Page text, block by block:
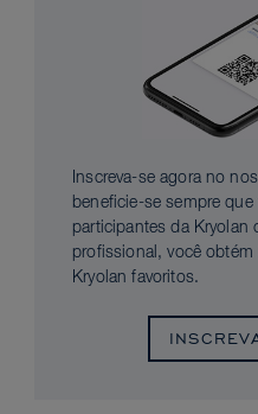
Inscreva-se agora no
beneficie-se sempre
participantes da Kryolan
profissional, você
Kryolan favoritos.